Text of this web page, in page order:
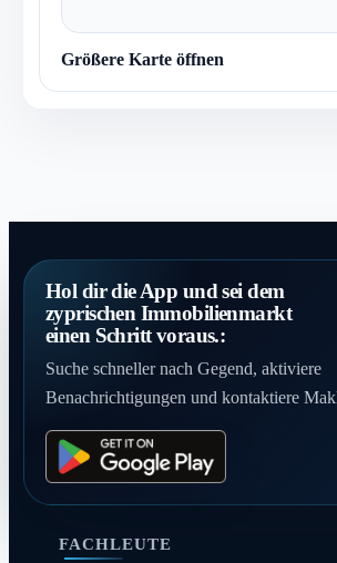
Größere Karte öffnen
Hol dir die App und sei dem
zyprischen Immobilienmarkt
einen Schritt voraus.:
Suche schneller nach Gegend, aktiviere
Benachrichtigungen und kontaktiere
FACHLEUTE